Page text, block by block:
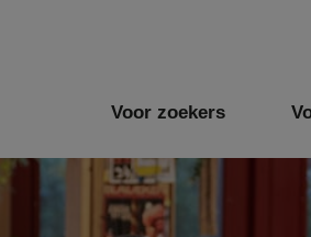
Voor zoekers